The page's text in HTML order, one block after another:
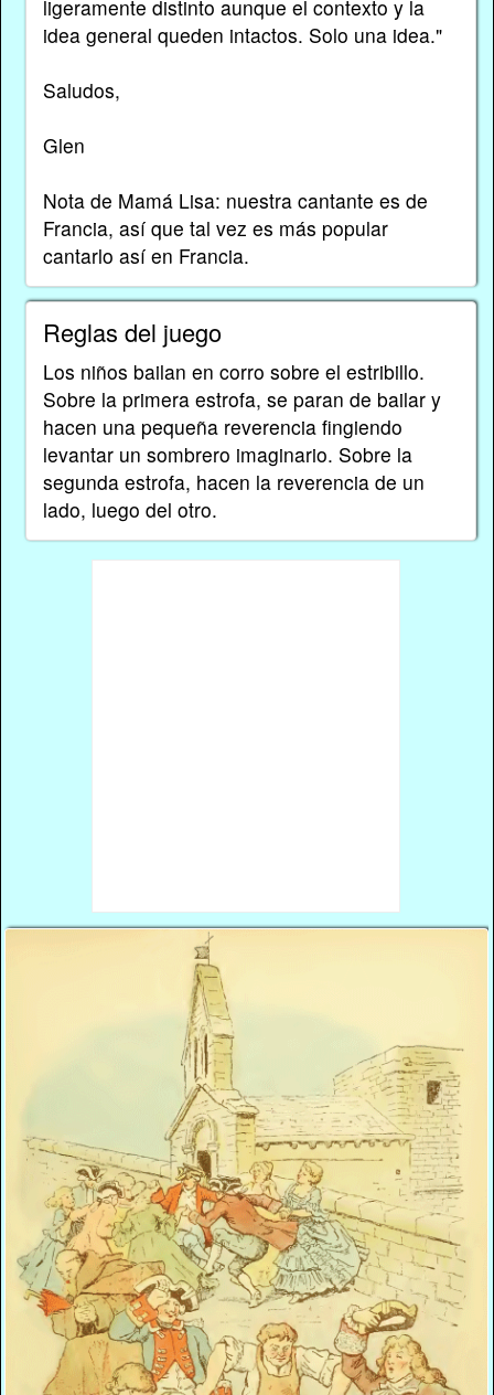
ligeramente distinto aunque el contexto y la
idea general queden intactos. Solo una idea."
Saludos,
Glen
Nota de Mamá Lisa: nuestra cantante es de
Francia, así que tal vez es más popular
cantarlo así en Francia.
Reglas del juego
Los niños bailan en corro sobre el estribillo.
Sobre la primera estrofa, se paran de bailar y
hacen una pequeña reverencia fingiendo
levantar un sombrero imaginario. Sobre la
segunda estrofa, hacen la reverencia de un
lado, luego del otro.